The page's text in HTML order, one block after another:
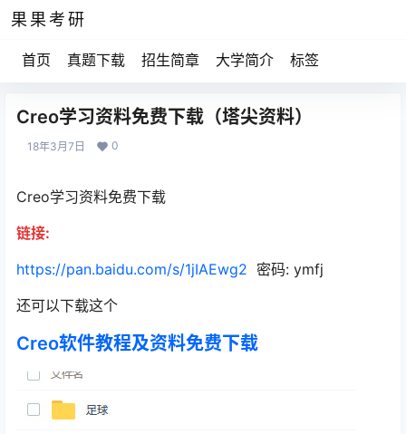
果果考研
首页 真题下载 招生简章 大学简介 标签
Creo学习资料免费下载（塔尖资料）
18年3月7日 0
Creo学习资料免费下载
链接:
https://pan.baidu.com/s/1jIAEwg2 密码: ymfj
还可以下载这个
Creo软件教程及资料免费下载